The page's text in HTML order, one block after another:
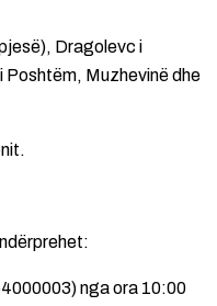
Dragolevc i
Muzhevinë dhe
nga ora 10:00